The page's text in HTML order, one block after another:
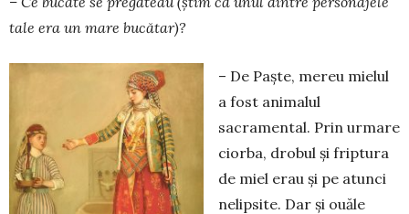
tale era un mare bucătar)?
– De Paște, mereu mielul
a fost animalul
sacramental. Prin urmare
ciorba, drobul și friptura
de miel erau și pe atunci
nelipsite. Dar și ouăle